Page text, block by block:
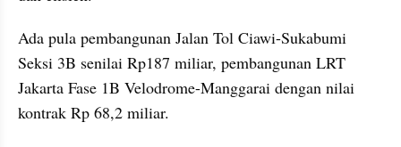
Ada pula pembangunan Jalan Tol Ciawi-Sukabumi
Seksi 3B senilai Rp187 miliar, pembangunan LRT
Jakarta Fase 1B Velodrome-Manggarai dengan nilai
kontrak Rp 68,2 miliar.